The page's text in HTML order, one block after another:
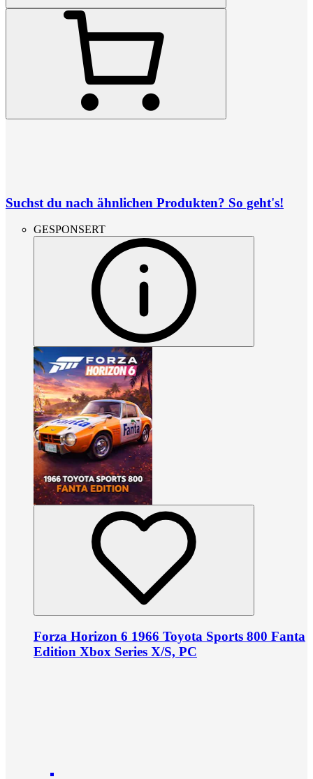
Suchst du nach ähnlichen Produkten? So geht's!
GESPONSERT
Forza Horizon 6 1966 Toyota Sports 800 Fanta
Edition Xbox Series X/S, PC